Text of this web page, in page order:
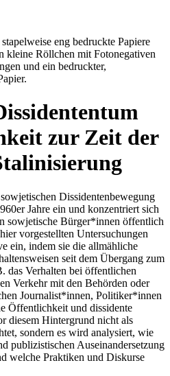
zur Zeit der
Dissidentenbewegung
Jahre ein und konzentriert sich
sowjetische Bürger*innen öffentlich
vorgestellten Untersuchungen
ein, indem sie die allmähliche
seit dem Übergang zum
das Verhalten bei öffentlichen
Verkehr mit den Behörden oder
Journalist*innen, Politiker*innen
Öffentlichkeit und dissidente
diesem Hintergrund nicht als
sondern es wird analysiert, wie
publizistischen Auseinandersetzung
welche Praktiken und Diskurse